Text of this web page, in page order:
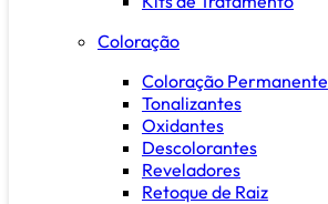
Coloração
Coloração Permanente
Tonalizantes
Oxidantes
Descolorantes
Reveladores
Retoque de Raiz